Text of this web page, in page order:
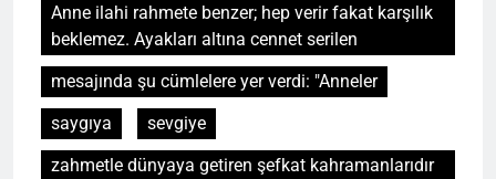
Anne ilahi rahmete benzer; hep verir fakat karşılık
beklemez. Ayakları altına cennet serilen
mesajında şu cümlelere yer verdi: "Anneler
saygıya
sevgiye
zahmetle dünyaya getiren şefkat kahramanlarıdır